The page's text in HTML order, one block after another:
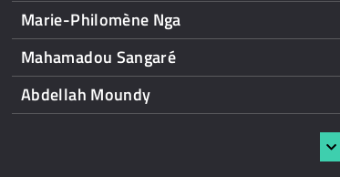
Marie-Philomène Nga
Mahamadou Sangaré
Abdellah Moundy